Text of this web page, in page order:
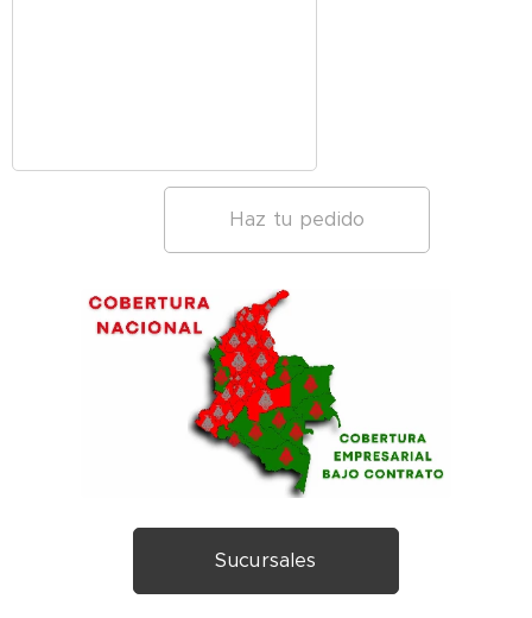
Haz tu pedido
Sucursales